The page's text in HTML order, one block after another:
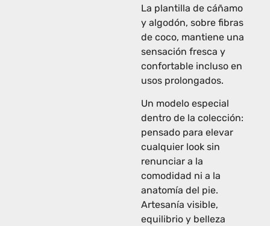
La plantilla de cáñamo
y algodón, sobre fibras
de coco, mantiene una
sensación fresca y
confortable incluso en
usos prolongados.
Un modelo especial
dentro de la colección:
pensado para elevar
cualquier look sin
renunciar a la
comodidad ni a la
anatomía del pie.
Artesanía visible,
equilibrio y belleza